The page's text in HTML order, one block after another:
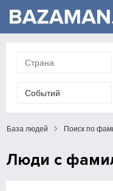
База людей Поиск по
Люди с